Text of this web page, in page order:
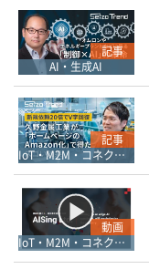
記事
AI・生成AI
記事
IoT・M2M・コネクティブ
動画
IoT・M2M・コネクティブ